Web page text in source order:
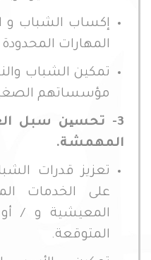
إكساب الشباب و
المهارات
تمكين الشباب
مؤسساتهم
3- تحسین سبل
المهمشة.
تعزيز قدرات
على الخدمات
المعيشية و / أو
المتوقعة.